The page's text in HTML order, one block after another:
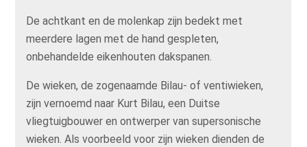
De achtkant en de molenkap zijn bedekt met
meerdere lagen met de hand gespleten,
onbehandelde eikenhouten dakspanen.
De wieken, de zogenaamde Bilau- of ventiwieken,
zijn vernoemd naar Kurt Bilau, een Duitse
vliegtuigbouwer en ontwerper van supersonische
wieken. Als voorbeeld voor zijn wieken dienden de